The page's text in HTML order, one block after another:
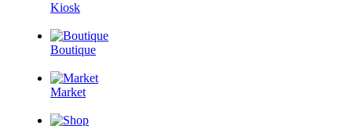
Kiosk
Boutique
Market